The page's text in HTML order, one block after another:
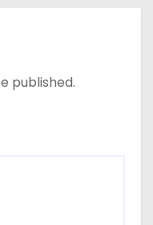
published.